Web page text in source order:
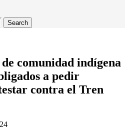
Search
comunidad indígena
a pedir
contra el Tren